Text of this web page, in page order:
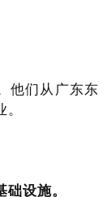
他们从广东东
设施。